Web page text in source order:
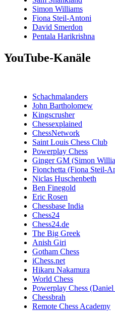
Simon Williams
Fiona Steil-Antoni
David Smerdon
Pentala Harikrishna
YouTube-Kanäle
Schachmalanders
John Bartholomew
Kingscrusher
Chessexplained
ChessNetwork
Saint Louis Chess Club
Powerplay Chess
Ginger GM (Simon
Fionchetta (Fiona Steil-
Niclas Huschenbeth
Ben Finegold
Eric Rosen
Chessbase India
Chess24
Chess24.de
The Big Greek
Anish Giri
Gotham Chess
iChess.net
Hikaru Nakamura
World Chess
Powerplay Chess
Chessbrah
Remote Chess Academy